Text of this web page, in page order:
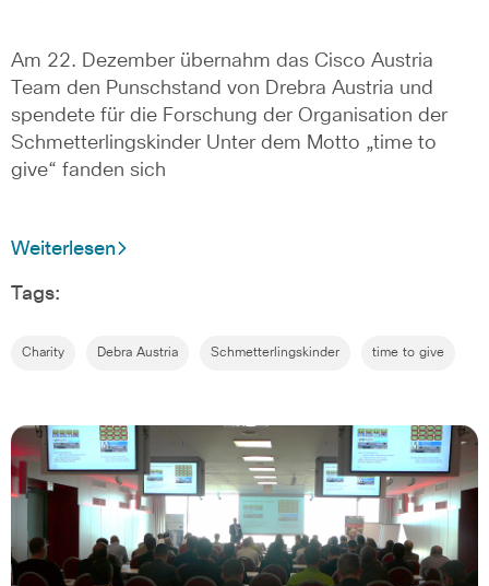
Am 22. Dezember übernahm das Cisco Austria
Team den Punschstand von Drebra Austria und
spendete für die Forschung der Organisation der
Schmetterlingskinder Unter dem Motto „time to
give“ fanden sich
Weiterlesen
Tags:
Charity Debra Austria Schmetterlingskinder time to give